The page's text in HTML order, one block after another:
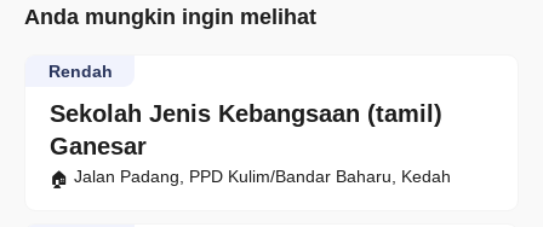
Anda mungkin ingin melihat
Sekolah Jenis Kebangsaan (tamil)
Ganesar
Rendah
Jalan Padang, PPD Kulim/Bandar Baharu, Kedah